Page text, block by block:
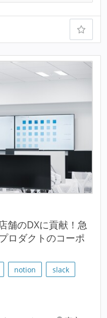
舗のDXに貢献！急
ロダクトのコーポ
notion
slack